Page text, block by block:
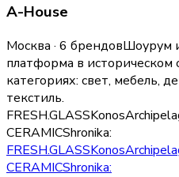
A-House
Москва · 6 брендовШоурум
платформа в историческом
категориях: свет, мебель,
текстиль.
FRESH.GLASSKonos
CERAMICShronika:
FRESH.GLASSKonos
CERAMICShronika: